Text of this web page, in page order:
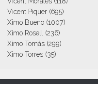
Vicent Piquer (695)
Ximo Bueno (1007)
Ximo Rosell
(236)
Ximo Tomás (299)
Ximo Torres (35)